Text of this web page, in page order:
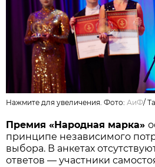
Нажмите для увеличения. Фото:АиФ/
Премия «Народная марка»
принципе независимого
выбора. В анкетах
ответов — участники